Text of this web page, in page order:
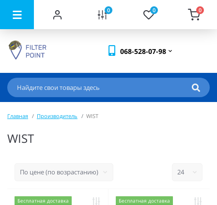
0 0 0
068-528-07-98
Главная Производитель WIST
WIST
Бесплатная доставка Бесплатная доставка